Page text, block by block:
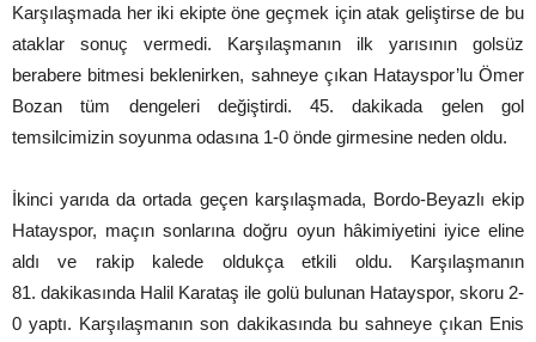
Karşılaşmada her iki ekipte öne geçmek için atak geliştirse de bu
ataklar sonuç vermedi. Karşılaşmanın ilk yarısının golsüz
berabere bitmesi beklenirken, sahneye çıkan Hatayspor’lu Ömer
Bozan tüm dengeleri değiştirdi. 45. dakikada gelen gol
temsilcimizin soyunma odasına 1-0 önde girmesine neden oldu.
İkinci yarıda da ortada geçen karşılaşmada, Bordo-Beyazlı ekip
Hatayspor, maçın sonlarına doğru oyun hâkimiyetini iyice eline
aldı ve rakip kalede oldukça etkili oldu. Karşılaşmanın
81. dakikasında Halil Karataş ile golü bulunan Hatayspor, skoru 2-
0 yaptı. Karşılaşmanın son dakikasında bu sahneye çıkan Enis